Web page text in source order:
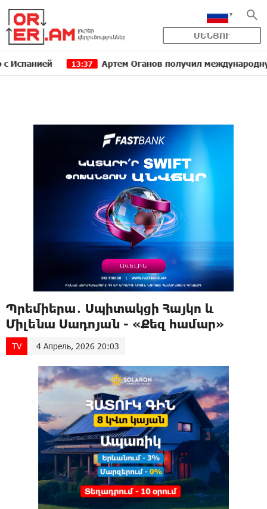
ՄԵՆՅՈՒ
13:37 Артем Оганов получил международную
Պրեմիերա․ Սպիտակցի Հայկո և
Միլենա Սադոյան - «Քեզ համար»
TV 4 Апрель, 2026 20:03